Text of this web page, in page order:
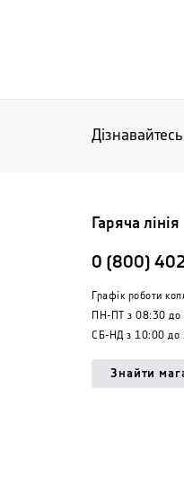
Гаряча лінія
0 (800)
Графік роботи
ПН-ПТ з 08:30 до
СБ-НД з 10:00 до
Знайти